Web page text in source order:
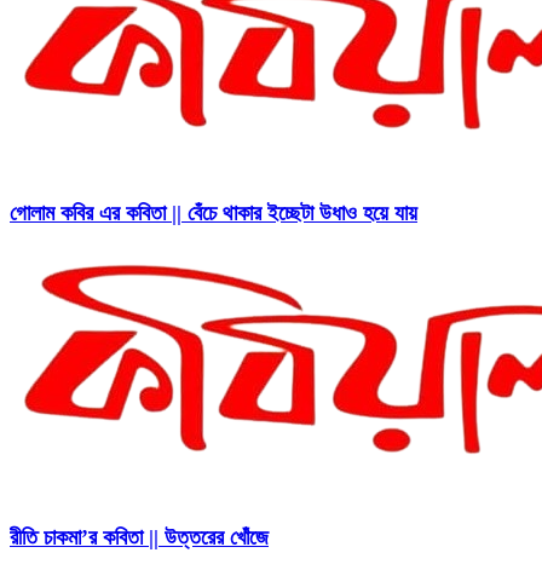
গোলাম কবির এর কবিতা || বেঁচে থাকার ইচ্ছেটা উধাও হয়ে যায়
রীতি চাকমা’র কবিতা || উত্তরের খোঁজে